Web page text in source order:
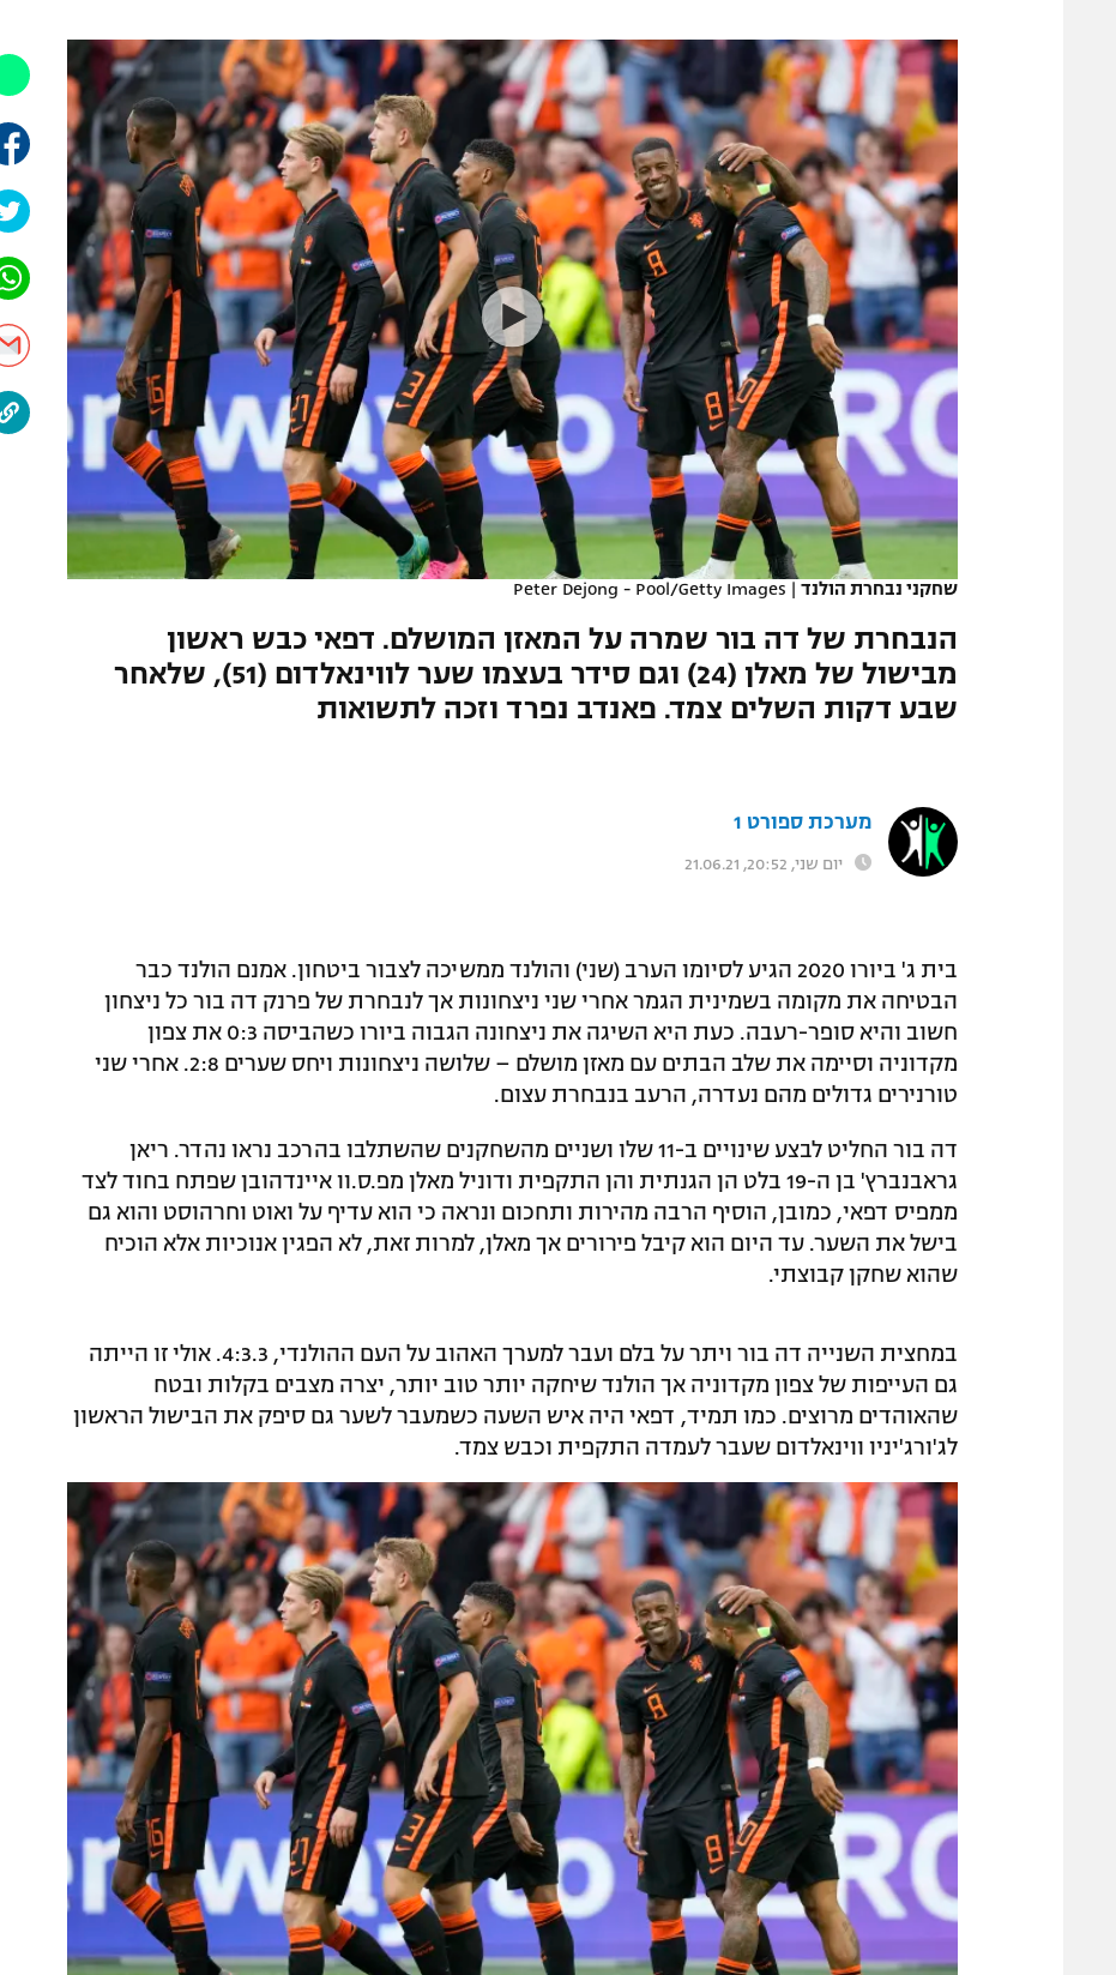
תקנון משתתפים וזוכים בפרסים
תקנון עבור פעילות אלקטרה
תקנון עבור פעילות ספורט 1 – "מרלן"
טניס
גיימינג E-Sports
תנאי שימוש
מדיניות פרטיות
תקנון פעילות ספורט 1
רשיון להקרנה פומבית לבית עסק
הצטרפות לחבילת הערוצים
לוח דרושים – ג'ובנט
תגיות
הפועל תל אביב
הפועל חיפה
הפועל באר שבע
מכבי נתניה
בני יהודה
ליגה סינית
ליגה ברזילאית
ליגות נוספות
שחקני נבחרת הולנד |
Peter Dejong - Pool/Getty Images
הנבחרת של דה בור שמרה על המאזן המושלם. דפאי כבש ראשון
מבישול של מאלן (24) וגם סידר בעצמו שער לווינאלדום (51), שלאחר
שבע דקות השלים צמד. פאנדב נפרד וזכה לתשואות
מערכת ספורט 1
יום שני, 20:52, 21.06.21
בית ג' ביורו 2020 הגיע לסיומו הערב (שני) והולנד ממשיכה לצבור ביטחון. אמנם הולנד כבר
הבטיחה את מקומה בשמינית הגמר אחרי שני ניצחונות אך לנבחרת של פרנק דה בור כל ניצחון
חשוב והיא סופר-רעבה. כעת היא השיגה את ניצחונה הגבוה ביורו כשהביסה 0:3 את צפון
מקדוניה וסיימה את שלב הבתים עם מאזן מושלם – שלושה ניצחונות ויחס שערים 2:8. אחרי שני
טורנירים גדולים מהם נעדרה, הרעב בנבחרת עצום.
דה בור החליט לבצע שינויים ב-11 שלו ושניים מהשחקנים שהשתלבו בהרכב נראו נהדר. ריאן
גראבנברץ' בן ה-19 בלט הן הגנתית והן התקפית ודוניל מאלן מפ.ס.וו איינדהובן שפתח בחוד לצד
ממפיס דפאי, כמובן, הוסיף הרבה מהירות ותחכום ונראה כי הוא עדיף על ואוט וחרהוסט והוא גם
בישל את השער. עד היום הוא קיבל פירורים אך מאלן, למרות זאת, לא הפגין אנוכיות אלא הוכיח
שהוא שחקן קבוצתי.
במחצית השנייה דה בור ויתר על בלם ועבר למערך האהוב על העם ההולנדי, 4:3.3. אולי זו הייתה
גם העייפות של צפון מקדוניה אך הולנד שיחקה יותר טוב יותר, יצרה מצבים בקלות ובטח
שהאוהדים מרוצים. כמו תמיד, דפאי היה איש השעה כשמעבר לשער גם סיפק את הבישול הראשון
לג'ורג'יניו ווינאלדום שעבר לעמדה התקפית וכבש צמד.